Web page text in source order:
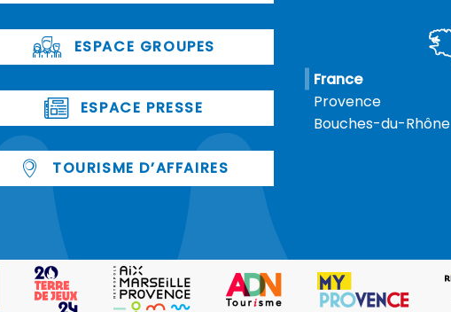
ESPACE GROUPES
ESPACE PRESSE
TOURISME D’AFFAIRES
France
Provence
Bouches-du-Rhône